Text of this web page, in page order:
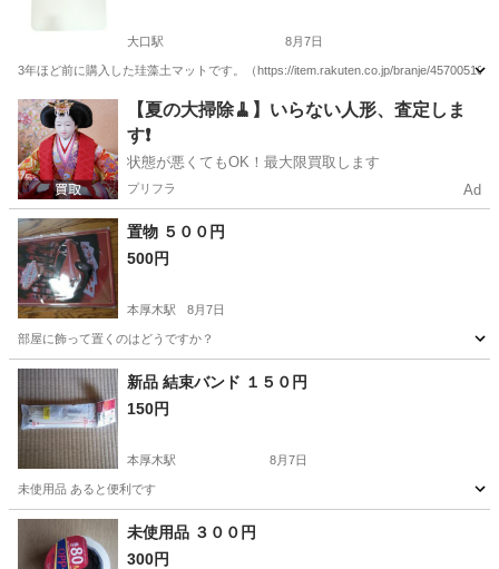
大口駅 8月7日
3年ほど前に購入した珪藻土マットです。（https://item.rakuten.co.jp/branje/
神奈川 大口駅 家庭用品
【夏の大掃除🧹】いらない人形、査定しま
す❗️
状態が悪くてもOK！最大限買取します
プリフラ Ad
置物 ５００円
500円
本厚木駅 8月7日
部屋に飾って置くのはどうですか？
神奈川 厚木市 本厚木駅 その他 置物
新品 結束バンド １５０円
150円
本厚木駅 8月7日
未使用品 あると便利です
神奈川 厚木市 本厚木駅 その他
未使用品 ３００円
300円